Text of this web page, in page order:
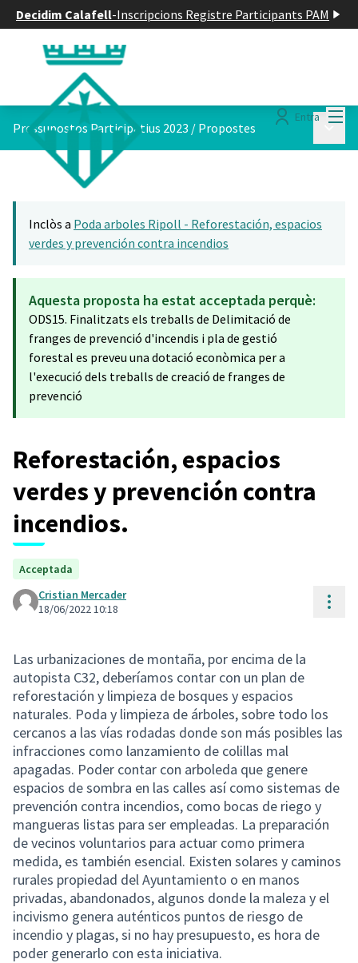
Decidim Calafell-Inscripcions Registre Participants PAM
Entra
Pressupostos Participatius 2023 / Propostes
Inclòs a Poda arboles Ripoll - Reforestación, espacios
verdes y prevención contra incendios
Aquesta proposta ha estat acceptada perquè:
ODS15. Finalitzats els treballs de Delimitació de
franges de prevenció d'incendis i pla de gestió
forestal es preveu una dotació econòmica per a
l'execució dels treballs de creació de franges de
prevenció
Reforestación, espacios
verdes y prevención contra
incendios.
Acceptada
Cristian Mercader
18/06/2022 10:18
Las urbanizaciones de montaña, por encima de la
autopista C32, deberíamos contar con un plan de
reforestación y limpieza de bosques y espacios
naturales. Poda y limpieza de árboles, sobre todo los
cercanos a las vías rodadas donde son más posibles las
infracciones como lanzamiento de colillas mal
apagadas. Poder contar con arboleda que genere
espacios de sombra en las calles así como sistemas de
prevención contra incendios, como bocas de riego y
mangueras listas para ser empleadas. La preparación
de vecinos voluntarios para actuar como primera
medida, es también esencial. Existen solares y caminos
rurales propiedad del Ayuntamiento o en manos
privadas, abandonados, algunos donde la maleza y el
incivismo genera auténticos puntos de riesgo de
incendio y plagas, si no hay presupuesto, es hora de
poder generarlo con esta iniciativa.